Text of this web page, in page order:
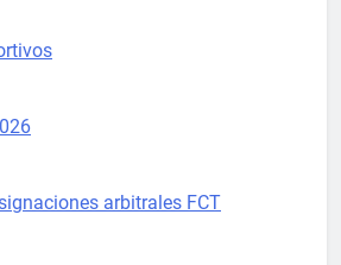
arbitrales FCT